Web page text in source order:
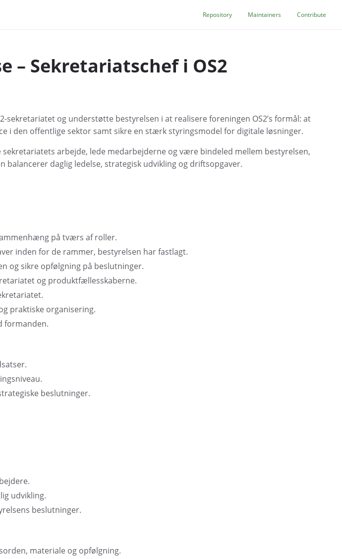
Repository Maintainers Contribute
– Sekretariatschef i OS2
sekretariatet og understøtte bestyrelsen i at realisere foreningen OS2’s formål: at
i den offentlige sektor samt sikre en stærk styringsmodel for digitale løsninger.
arbejde, lede medarbejderne og være bindeled mellem bestyrelsen,
daglig ledelse, strategisk udvikling og driftsopgaver.
på tværs af roller.
inden for de rammer, bestyrelsen har fastlagt.
og sikre opfølgning på beslutninger.
og produktfællesskaberne.
praktiske organisering.
formanden.
beslutninger.
udvikling.
beslutninger.
materiale og opfølgning.